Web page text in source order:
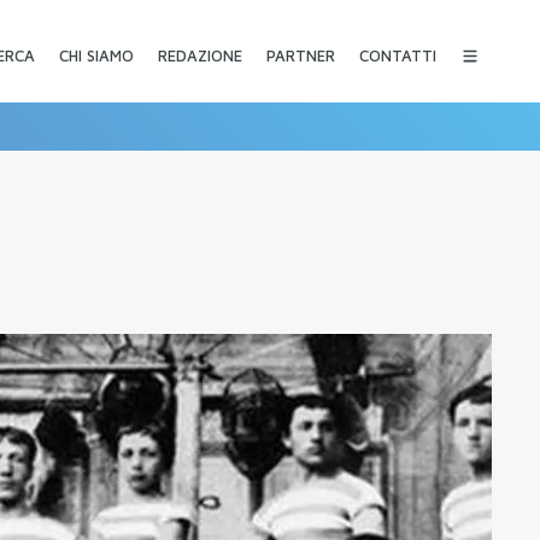
CHI SIAMO REDAZIONE PARTNER CONTATTI